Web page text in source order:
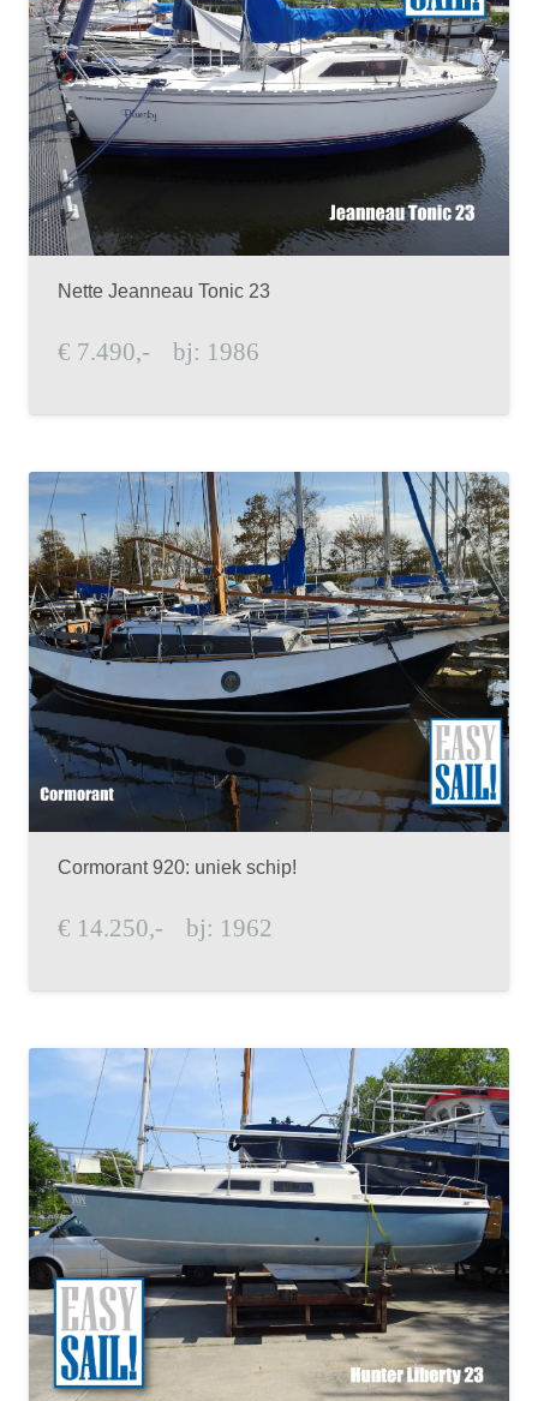
Nette Jeanneau Tonic 23
€ 7.490,- bj: 1986
Cormorant 920: uniek schip!
€ 14.250,- bj: 1962